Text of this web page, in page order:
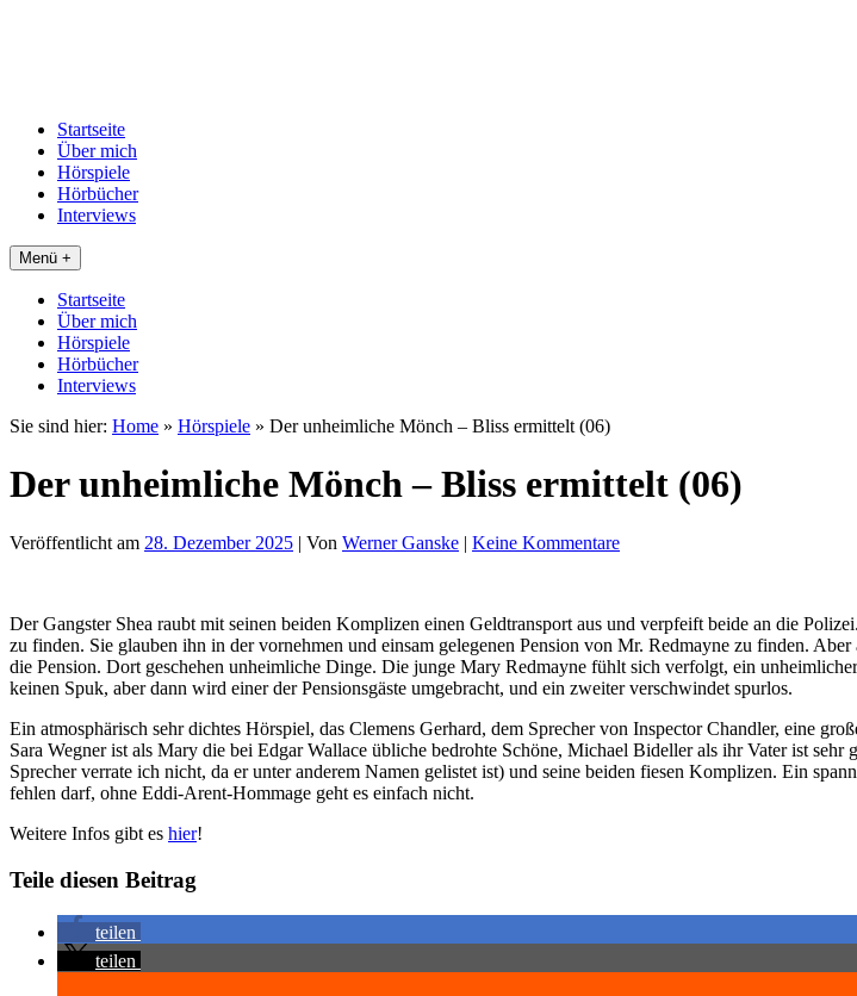
Startseite
Über mich
Hörspiele
Hörbücher
Interviews
Menü +
Startseite
Über mich
Hörspiele
Hörbücher
Interviews
Sie sind hier: Home » Hörspiele » Der unheimliche Mönch – Bliss ermittelt (06)
Der unheimliche Mönch – Bliss ermittelt (06)
Veröffentlicht am 28. Dezember 2025 | Von Werner Ganske | Keine Kommentare
Der Gangster Shea raubt mit seinen beiden Komplizen einen Geldtransport aus und verpfeift beide an die
zu finden. Sie glauben ihn in der vornehmen und einsam gelegenen Pension von Mr. Redmayne zu finden.
die Pension. Dort geschehen unheimliche Dinge. Die junge Mary Redmayne fühlt sich verfolgt, ein
keinen Spuk, aber dann wird einer der Pensionsgäste umgebracht, und ein zweiter verschwindet spurlos.
Ein atmosphärisch sehr dichtes Hörspiel, das Clemens Gerhard, dem Sprecher von Inspector Chandler, eine
Sara Wegner ist als Mary die bei Edgar Wallace übliche bedrohte Schöne, Michael Bideller als ihr Vater ist
Sprecher verrate ich nicht, da er unter anderem Namen gelistet ist) und seine beiden fiesen Komplizen. Ein
fehlen darf, ohne Eddi-Arent-Hommage geht es einfach nicht.
Weitere Infos gibt es hier!
Teile diesen Beitrag
teilen
teilen